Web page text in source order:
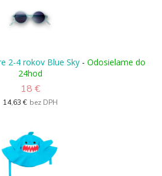
2-4 rokov Blue Sky- Odosielame do
24hod
18 €
14,63 € bez DPH